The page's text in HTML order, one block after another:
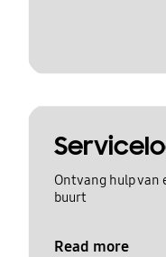
Ontvang hulp van
buurt
Read more